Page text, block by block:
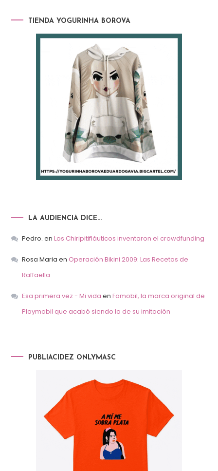
TIENDA YOGURINHA BOROVA
LA AUDIENCIA DICE…
Pedro. en Los Chiripitifláuticos inventaron el crowdfunding
Rosa Maria en Operación Bikini 2009: Las Recetas de
Raffaella
Esa primera vez - Mi vida en Famobil, la marca original de
Playmobil que acabó siendo la de su imitación
PUBLIACIDEZ ONLYMASC